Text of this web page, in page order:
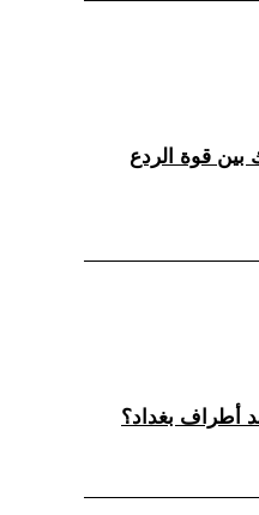
بين قوة الردع